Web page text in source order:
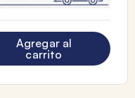
Agregar al
carrito